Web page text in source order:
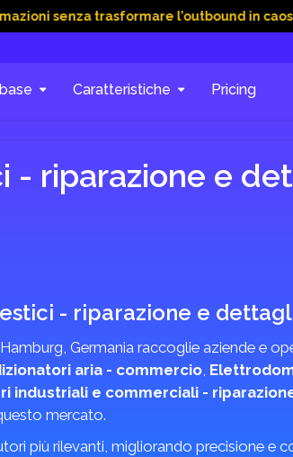
trasformare l’outbound in caos 15
Caratteristiche Pricing
riparazione e
- riparazione e
Germania raccoglie aziende e
aria - commercio,
industriali e commerciali -
mercato.
più rilevanti, migliorando precisione e